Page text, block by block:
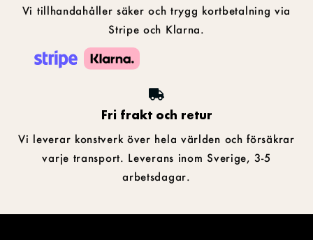
Vi tillhandahåller säker och trygg kortbetalning via
Stripe och Klarna.
Fri frakt och retur
Vi leverar konstverk över hela världen och försäkrar
varje transport. Leverans inom Sverige, 3-5
arbetsdagar.